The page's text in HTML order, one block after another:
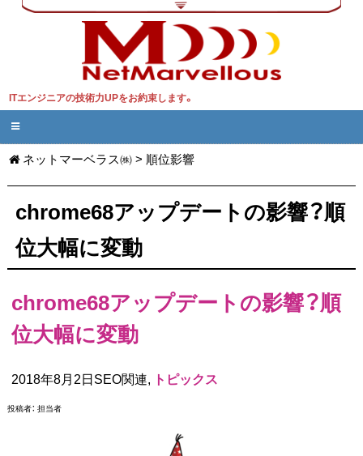
ITエンジニアの技術力UPをお約束します。
ネットマーベラス㈱> 順位影響
chrome68アップデートの影響？順
位大幅に変動
chrome68アップデートの影響？順
位大幅に変動
2018年8月2日SEO関連, トピックス
投稿者： 担当者